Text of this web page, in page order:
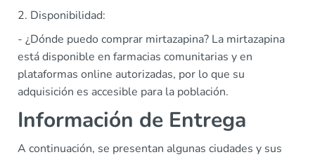
2. Disponibilidad:
- ¿Dónde puedo comprar mirtazapina? La mirtazapina
está disponible en farmacias comunitarias y en
plataformas online autorizadas, por lo que su
adquisición es accesible para la población.
Información de Entrega
A continuación, se presentan algunas ciudades y sus